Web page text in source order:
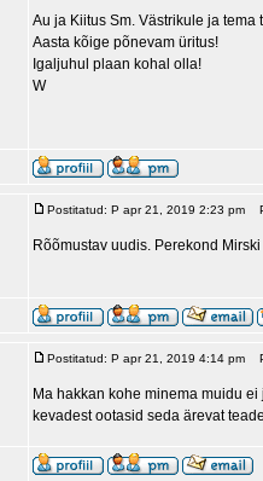
Au ja Kiitus Sm. Västrikule ja
Aasta kõige põnevam üritus!
Igaljuhul plaan kohal olla!
W
Postitatud: P apr 21, 2019 2:23 pm
Rõõmustav uudis. Perekond
Postitatud: P apr 21, 2019 4:14 pm
Ma hakkan kohe minema muidu
kevadest ootasid seda ärevat